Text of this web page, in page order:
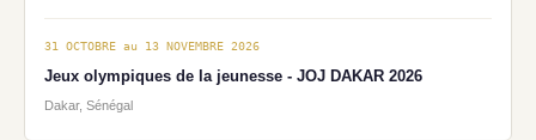
31 OCTOBRE au 13 NOVEMBRE 2026
Jeux olympiques de la jeunesse - JOJ DAKAR 2026
Dakar, Sénégal